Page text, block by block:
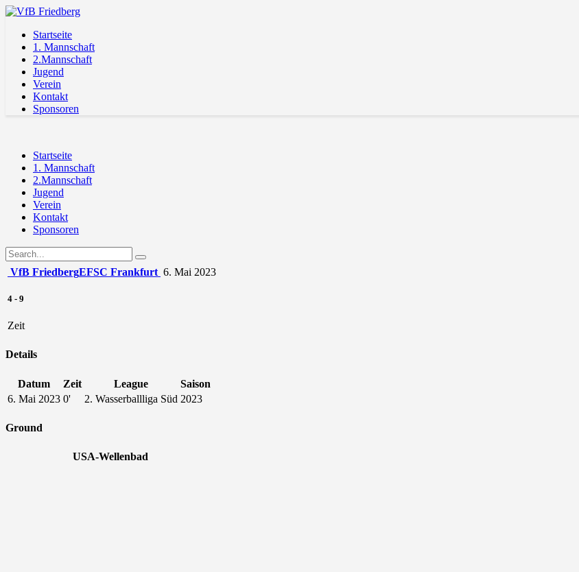
Startseite
1. Mannschaft
2.Mannschaft
Jugend
Verein
Kontakt
Sponsoren
Startseite
1. Mannschaft
2.Mannschaft
Jugend
Verein
Kontakt
Sponsoren
VfB FriedbergEFSC Frankfurt 6. Mai 2023
4 - 9
Zeit
Details
Datum Zeit League
Saison
6. Mai 2023 0' 2. Wasserballliga Süd 2023
Ground
USA-Wellenbad